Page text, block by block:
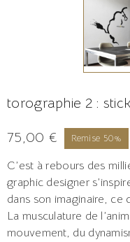
torographie 2 :
75,00 €
Remise 50%
C’est à rebours des
graphic designer
dans son imaginaire, ce
La musculature de
mouvement, du